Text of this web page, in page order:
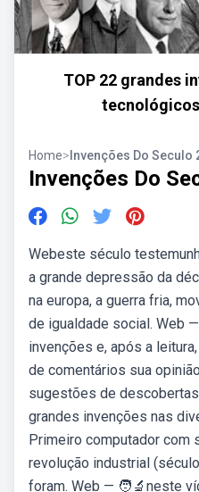
TOP 22 grandes
Home> Invenções Do Seculo
Invenções Do
Webeste século
a grande depressão da
na europa, a guerra fria,
de igualdade social. Web
invenções e, após a
de comentários sua
sugestões de
grandes invenções nas
Primeiro computador com
revolução industrial
foram. Web — 🧑‍🔬neste